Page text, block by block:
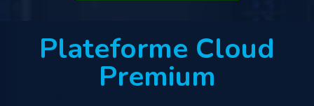
Plateforme Cloud
Premium